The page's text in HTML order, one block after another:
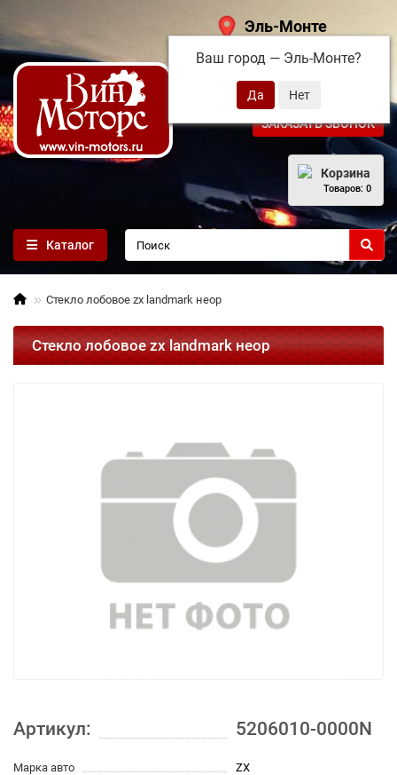
Эль-Монте
Ваш город — Эль-Монте?
+7 (495) 108-68-71
ЗАКАЗАТЬ ЗВОНОК
Корзина
Товаров: 0
Каталог
Стекло лобовое zx landmark неор
Стекло лобовое zx landmark неор
Артикул: 5206010-0000N
Марка авто ZX